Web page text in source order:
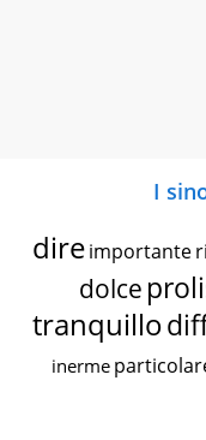
I
dire importante
dolce
tranquillo
inerme